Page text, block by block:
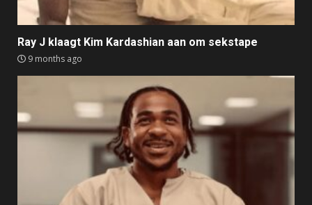
Ray J klaagt Kim Kardashian aan om sekstape
9 months ago